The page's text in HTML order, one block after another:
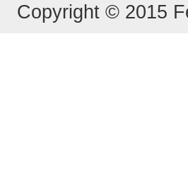
Copyright © 2015